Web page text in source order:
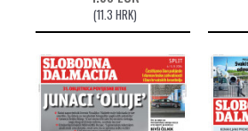
(11.3 HRK)